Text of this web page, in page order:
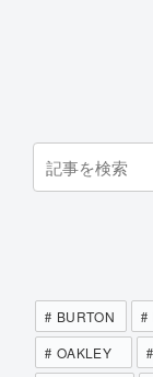
BURTON
OAKLEY